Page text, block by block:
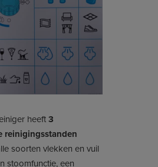
heeft3
reinigingsstanden
soorten vlekken en vuil
stoomfunctie, een